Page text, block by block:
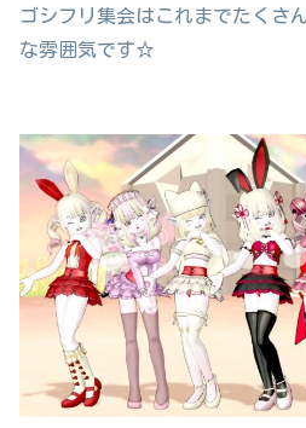
ゴシフリ集会はこれまでたくさ
な雰囲気です☆